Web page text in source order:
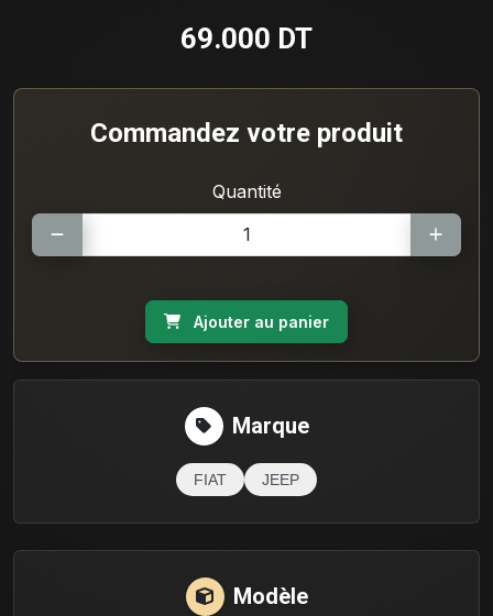
69.000 DT
Commandez votre produit
Quantité
Ajouter au panier
Marque
FIAT JEEP
Modèle